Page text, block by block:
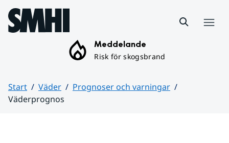
Hoppa till sidans innehåll
Meddelande
Risk för skogsbrand
Start Väder
Prognoser och varningar
Väderprognos